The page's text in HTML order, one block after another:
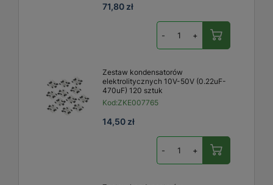
71,80 zł
- +
Zestaw kondensatorów
elektrolitycznych 10V-50V (0.22uF-
470uF) 120 sztuk
Kod:ZKE007765
14,50 zł
- +